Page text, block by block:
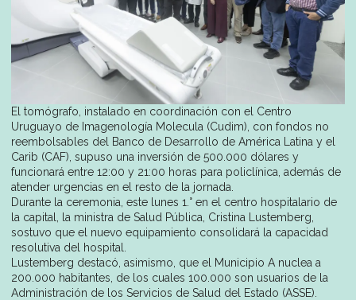
El tomógrafo, instalado en coordinación con el Centro
Uruguayo de Imagenología Molecula (Cudim), con fondos no
reembolsables del Banco de Desarrollo de América Latina y el
Carib (CAF), supuso una inversión de 500.000 dólares y
funcionará entre 12:00 y 21:00 horas para policlínica, además de
atender urgencias en el resto de la jornada.
Durante la ceremonia, este lunes 1.° en el centro hospitalario de
la capital, la ministra de Salud Pública, Cristina Lustemberg,
sostuvo que el nuevo equipamiento consolidará la capacidad
resolutiva del hospital.
Lustemberg destacó, asimismo, que el Municipio A nuclea a
200.000 habitantes, de los cuales 100.000 son usuarios de la
Administración de los Servicios de Salud del Estado (ASSE).